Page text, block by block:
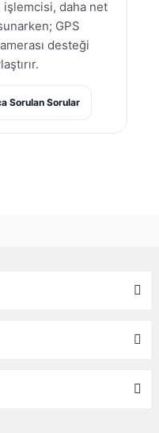
işlemcisi, daha net
GPS
desteği
Sorulan Sorular